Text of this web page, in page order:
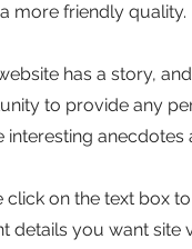
more friendly quality.
has a story,
to provide any
interesting
click on the text box
details you want site